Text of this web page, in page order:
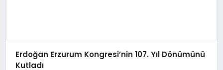
Erdoğan Erzurum Kongresi’nin 107. Yıl Dönümünü
Kutladı